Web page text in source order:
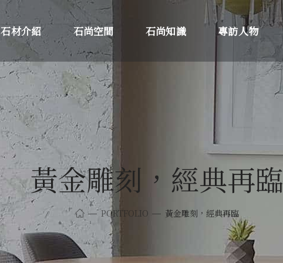
石材介紹 石尚空間 石尚知識 專訪人物
黃金雕刻，經典再臨
PORTFOLIO 黃金雕刻，經典再臨